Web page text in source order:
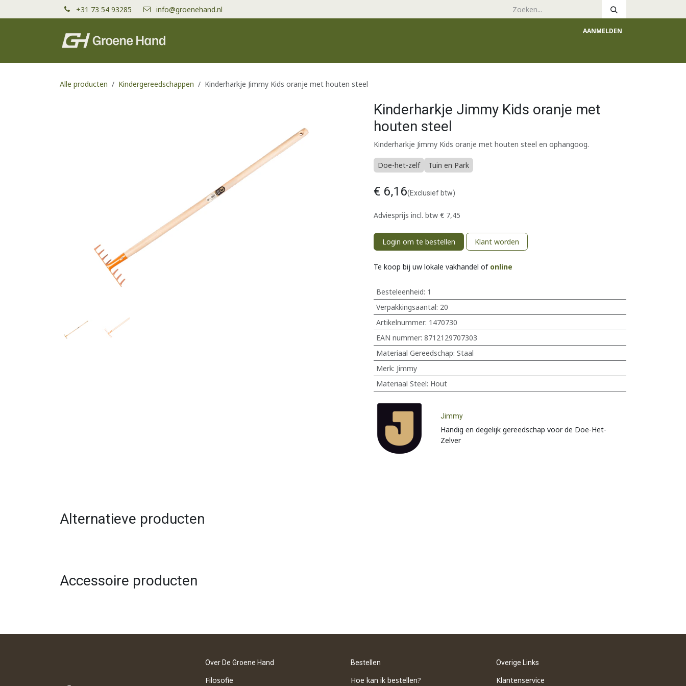
Overslaan naar inhoud +31 73 54 93285 info@groenehand.nl
AANMELDEN
Alle producten Kindergereedschappen Kinderharkje Jimmy Kids oranje met houten steel
Kinderharkje Jimmy Kids oranje met
houten steel
Kinderharkje Jimmy Kids oranje met houten steel en ophangoog.
Doe-het-zelf Tuin en Park
€ 6,16(Exclusief btw)
Adviesprijs incl. btw € 7,45
Login om te bestellen Klant worden
Te koop bij uw lokale vakhandel of online
Besteleenheid: 1
Verpakkingsaantal: 20
Artikelnummer: 1470730
EAN nummer: 8712129707303
Materiaal Gereedschap: Staal
Merk: Jimmy
Materiaal Steel: Hout
Jimmy
Handig en degelijk gereedschap voor de Doe-Het-
Zelver
Alternatieve producten
Accessoire producten
Over De Groene Hand
Filosofie
Bestellen
Hoe kan ik bestellen?
Overige Links
Klantenservice